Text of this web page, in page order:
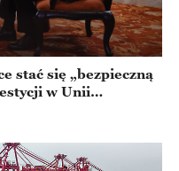
stać się „bezpieczną
w Unii